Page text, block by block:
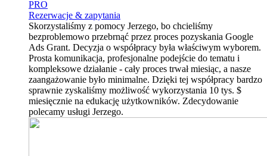
PRO
Rezerwacje & zapytania
Skorzystaliśmy z pomocy Jerzego, bo chcieliśmy
bezproblemowo przebrnąć przez proces pozyskania Google
Ads Grant. Decyzja o współpracy była właściwym wyborem.
Prosta komunikacja, profesjonalne podejście do tematu i
kompleksowe działanie - cały proces trwał miesiąc, a nasze
zaangażowanie było minimalne. Dzięki tej współpracy bardzo
sprawnie zyskaliśmy możliwość wykorzystania 10 tys. $
miesięcznie na edukację użytkowników. Zdecydowanie
polecamy usługi Jerzego.